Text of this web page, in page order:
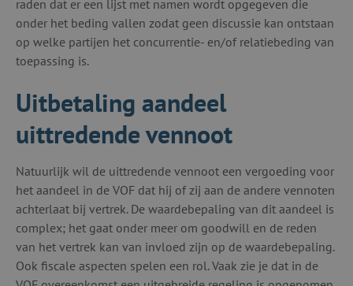
raden dat er een lijst met namen wordt opgegeven die
onder het beding vallen zodat geen discussie kan ontstaan
op welke partijen het concurrentie- en/of relatiebeding van
toepassing is.
Uitbetaling aandeel
uittredende vennoot
Natuurlijk wil de uittredende vennoot een vergoeding voor
het aandeel in de VOF dat hij of zij aan de andere vennoten
achterlaat bij vertrek. De waardebepaling van dit aandeel is
complex; het gaat onder meer om goodwill en de reden
van het vertrek kan van invloed zijn op de waardebepaling.
Ook fiscale aspecten spelen een rol. Vaak zie je dat in de